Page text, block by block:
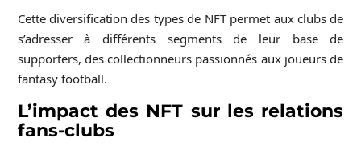
Cette diversification des types de NFT permet aux clubs de
s’adresser à différents segments de leur base de
supporters, des collectionneurs passionnés aux joueurs de
fantasy football.
L’impact des NFT sur les relations
fans-clubs